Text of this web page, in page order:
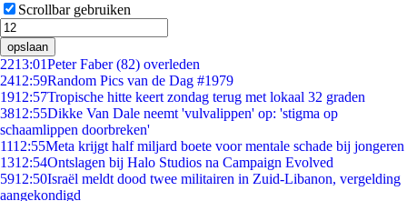
Scrollbar gebruiken
opslaan
2213:01Peter Faber (82) overleden
2412:59Random Pics van de Dag #1979
1912:57Tropische hitte keert zondag terug met lokaal 32 graden
3812:55Dikke Van Dale neemt 'vulvalippen' op: 'stigma op
schaamlippen doorbreken'
1112:55Meta krijgt half miljard boete voor mentale schade bij jongeren
1312:54Ontslagen bij Halo Studios na Campaign Evolved
5912:50Israël meldt dood twee militairen in Zuid-Libanon, vergelding
aangekondigd